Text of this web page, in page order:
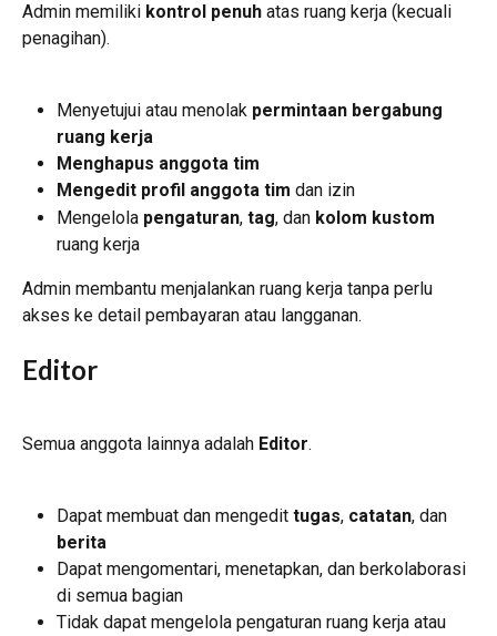
Admin memiliki kontrol penuh atas ruang kerja (kecuali
penagihan).
Menyetujui atau menolak permintaan bergabung
ruang kerja
Menghapus anggota tim
Mengedit profil anggota tim dan izin
Mengelola pengaturan, tag, dan kolom kustom
ruang kerja
Admin membantu menjalankan ruang kerja tanpa perlu
akses ke detail pembayaran atau langganan.
Editor
Semua anggota lainnya adalah Editor.
Dapat membuat dan mengedit tugas, catatan, dan
berita
Dapat mengomentari, menetapkan, dan berkolaborasi
di semua bagian
Tidak dapat mengelola pengaturan ruang kerja atau